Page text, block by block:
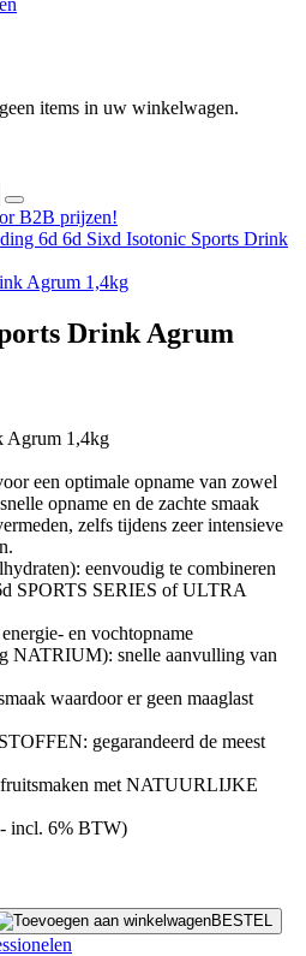
items in uw winkelwagen.
B2B prijzen!
6d 6d Sixd Isotonic Sports Drink
Drink Agrum
Agrum 1,4kg
een optimale opname van zowel
opname en de zachte smaak
zelfs tijdens zeer intensieve
eenvoudig te combineren
SPORTS SERIES of ULTRA
en vochtopname
NATRIUM): snelle aanvulling van
waardoor er geen maaglast
gegarandeerd de meest
met NATUURLIJKE
- incl. 6% BTW)
BESTEL